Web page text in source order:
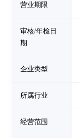
营业期限
审核/年检日
期
企业类型
所属行业
经营范围